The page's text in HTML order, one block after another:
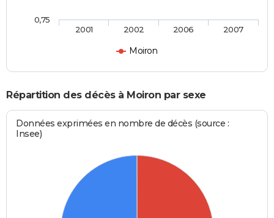
Moiron
2001 2002 2006 2007
0,75
Répartition des décès à Moiron par sexe
Données exprimées en nombre de décès (source :
Insee)